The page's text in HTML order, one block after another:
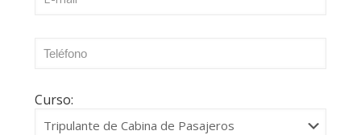
Curso: